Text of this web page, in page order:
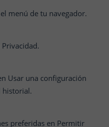
menú de tu navegador.
Privacidad.
Usar una configuración
historial.
preferidas en Permitir